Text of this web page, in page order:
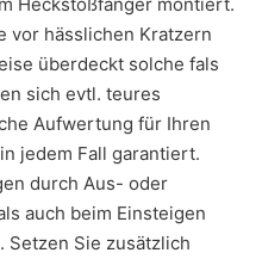
vor hässlichen Kratzern
überdeckt solche fals
sich evtl. teures
Aufwertung für Ihren
jedem Fall garantiert.
durch Aus- oder
auch beim Einsteigen
Sie zusätzlich